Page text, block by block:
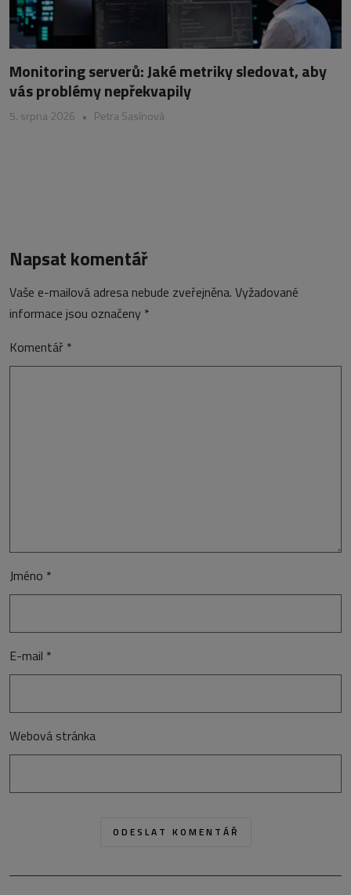
Monitoring serverů: Jaké metriky sledovat, aby
vás problémy nepřekvapily
5. srpna 2026 • Petra Sasínová
Napsat komentář
Vaše e-mailová adresa nebude zveřejněna. Vyžadované
informace jsou označeny *
Komentář *
Jméno *
E-mail *
Webová stránka